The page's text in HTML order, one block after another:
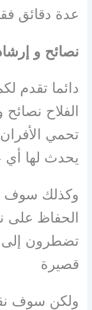
عدة دقائق
نصائح و
دائما تقدم
الفلاح
تحمي
يحدث لها
وكذلك سوف
الحفاظ على
تضطرون إلى
قصيرة
ولكن سوف